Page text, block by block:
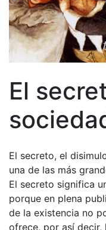
El
El secreto, el
una de las más
El secreto significa
porque en plena
de la existencia no
ofrece, por así decir,